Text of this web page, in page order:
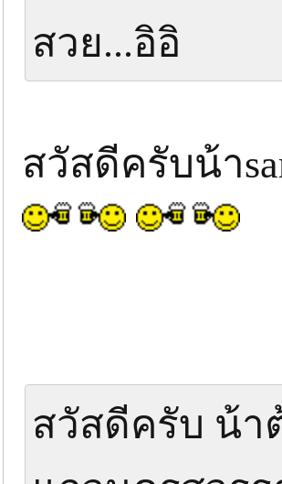
สวย...อิอิ
สวัสดีครับน้า
สวัสดีครับ น้า